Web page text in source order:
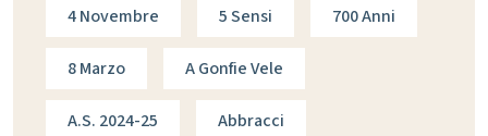
4 Novembre 5 Sensi 700 Anni
8 Marzo A Gonfie Vele
A.s. 2024-25 Abbracci